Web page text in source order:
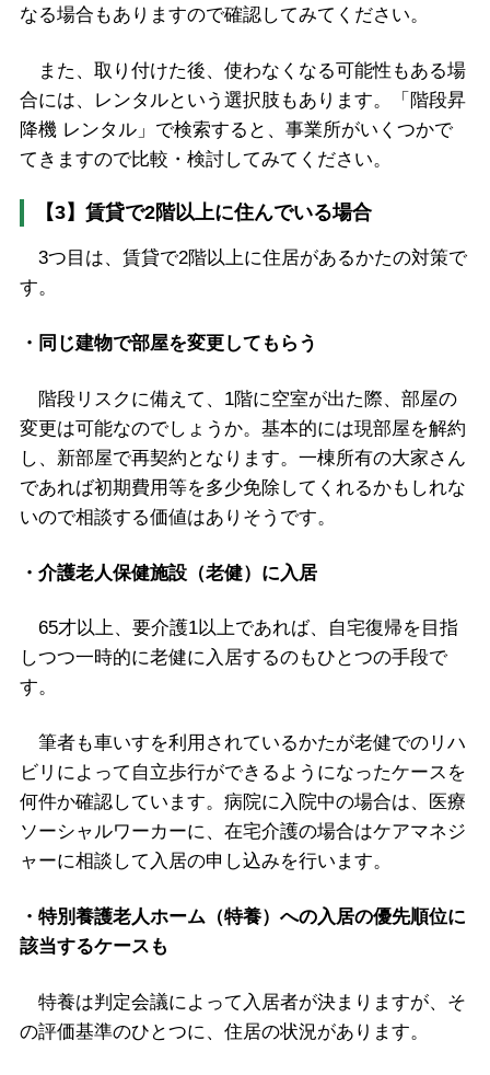
なる場合もありますので確認してみてください。
また、取り付けた後、使わなくなる可能性もある場
合には、レンタルという選択肢もあります。「階段昇
降機 レンタル」で検索すると、事業所がいくつかで
てきますので比較・検討してみてください。
【3】賃貸で2階以上に住んでいる場合
3つ目は、賃貸で2階以上に住居があるかたの対策で
す。
・同じ建物で部屋を変更してもらう
階段リスクに備えて、1階に空室が出た際、部屋の
変更は可能なのでしょうか。基本的には現部屋を解約
し、新部屋で再契約となります。一棟所有の大家さん
であれば初期費用等を多少免除してくれるかもしれな
いので相談する価値はありそうです。
・介護老人保健施設（老健）に入居
65才以上、要介護1以上であれば、自宅復帰を目指
しつつ一時的に老健に入居するのもひとつの手段で
す。
筆者も車いすを利用されているかたが老健でのリハ
ビリによって自立歩行ができるようになったケースを
何件か確認しています。病院に入院中の場合は、医療
ソーシャルワーカーに、在宅介護の場合はケアマネジ
ャーに相談して入居の申し込みを行います。
・特別養護老人ホーム（特養）への入居の優先順位に
該当するケースも
特養は判定会議によって入居者が決まりますが、そ
の評価基準のひとつに、住居の状況があります。